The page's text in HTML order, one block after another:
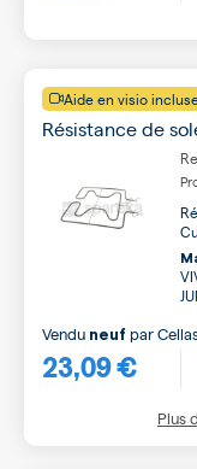
Aide en visio
Résistance de
23,09 €
Vendu neuf par
Plus